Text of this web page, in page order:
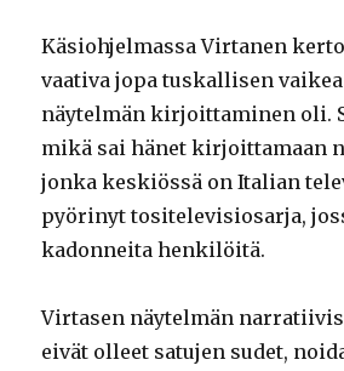
Käsiohjelmassa Virtanen
vaativa jopa tuskallisen
näytelmän kirjoittaminen oli.
mikä sai hänet kirjoittamaan
jonka keskiössä on Italian
pyörinyt tositelevisiosarja,
kadonneita henkilöitä.
Virtasen näytelmän
eivät olleet satujen sudet,